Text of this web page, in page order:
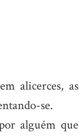
alicerces, as
se.
alguém que